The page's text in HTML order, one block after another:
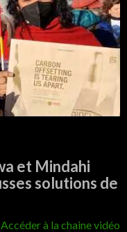
et Mindahi
solutions de
Accéder à la chaine vidéo